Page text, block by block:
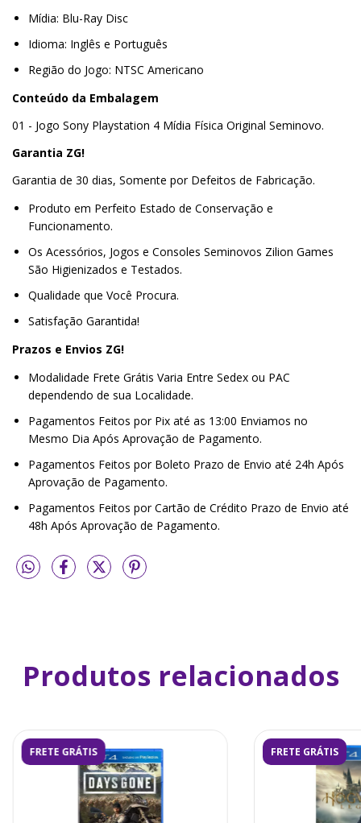
Mídia: Blu-Ray Disc
Idioma: Inglês e Português
Região do Jogo: NTSC Americano
Conteúdo da Embalagem
01 - Jogo Sony Playstation 4 Mídia Física Original Seminovo.
Garantia ZG!
Garantia de 30 dias, Somente por Defeitos de Fabricação.
Produto em Perfeito Estado de Conservação e
Funcionamento.
Os Acessórios, Jogos e Consoles Seminovos Zilion Games
São Higienizados e Testados.
Qualidade que Você Procura.
Satisfação Garantida!
Prazos e Envios ZG!
Modalidade Frete Grátis Varia Entre Sedex ou PAC
dependendo de sua Localidade.
Pagamentos Feitos por Pix até as 13:00 Enviamos no
Mesmo Dia Após Aprovação de Pagamento.
Pagamentos Feitos por Boleto Prazo de Envio até 24h Após
Aprovação de Pagamento.
Pagamentos Feitos por Cartão de Crédito Prazo de Envio até
48h Após Aprovação de Pagamento.
Produtos relacionados
FRETE GRÁTIS FRETE GRÁTIS